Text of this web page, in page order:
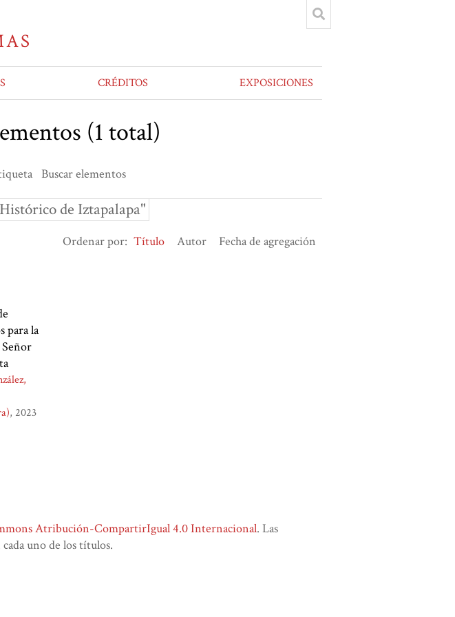
CRÉDITOS EXPOSICIONES
(1 total)
Buscar elementos
de Iztapalapa"
Ordenar por: Título Autor Fecha de agregación
para la
2023
Atribución-CompartirIgual 4.0 Internacional. Las
uno de los títulos.